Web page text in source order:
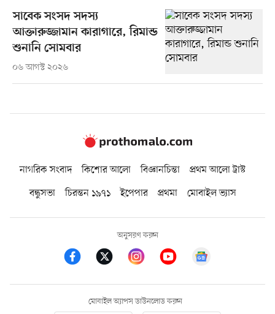
সাবেক সংসদ সদস্য
আক্তারুজ্জামান কারাগারে, রিমান্ড
শুনানি সোমবার
০৬ আগস্ট ২০২৬
নাগরিক সংবাদ কিশোর আলো বিজ্ঞানচিন্তা
প্রথম আলো ট্রাস্ট
বন্ধুসভা
চিরন্তন ১৯৭১ ইপেপার প্রথমা মোবাইল ভ্যাস
অনুসরণ করুন
মোবাইল অ্যাপস ডাউনলোড করুন